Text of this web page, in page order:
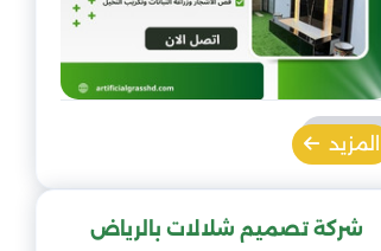
المزيد
شركة تصميم شلالات بالرياض